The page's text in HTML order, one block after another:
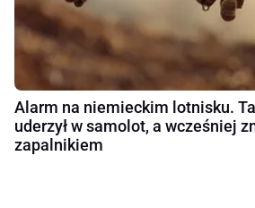
Alarm na niemieckim lotnisku.
uderzył w samolot, a wcześniej
zapalnikiem